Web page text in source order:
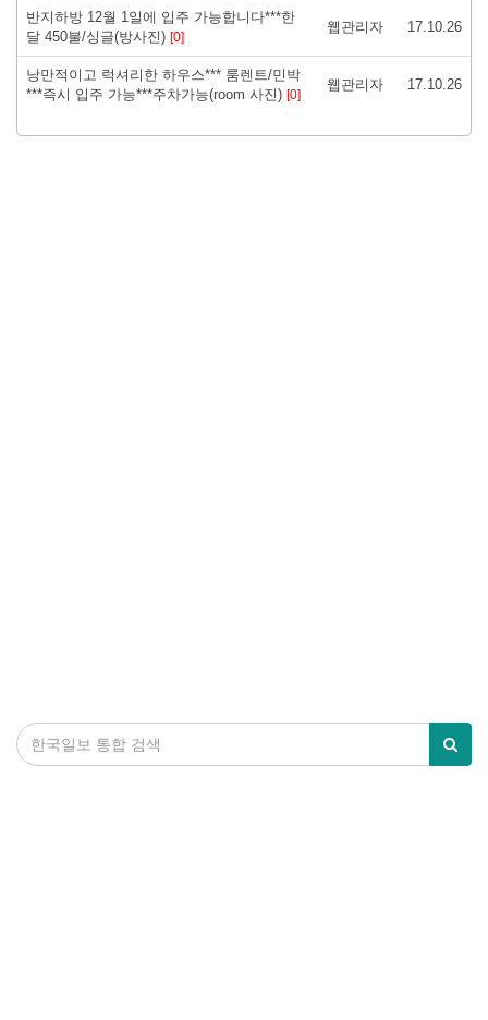
반지하방 12월 1일에 입주 가능합니다***한
달 450불/싱글(방사진) [0]
웹관리자 17.10.26
낭만적이고 럭셔리한 하우스*** 룸렌트/민박
***즉시 입주 가능***주차가능(room 사진) [0]
웹관리자 17.10.26